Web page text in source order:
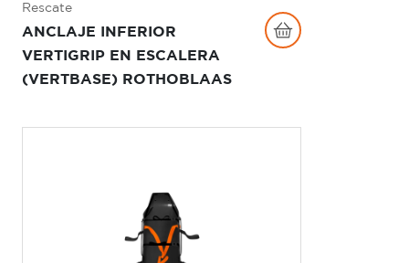
Rescate
ANCLAJE INFERIOR
VERTIGRIP EN ESCALERA
(VERTBASE) ROTHOBLAAS